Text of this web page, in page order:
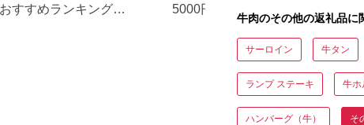
すすめランキング
5000円以下でおすすめ牛肉
＆豚肉ランキング！
牛肉のその他の返礼品に
サーロイン 牛タン
ランプ ステーキ 牛ホ
ハンバーグ（牛） そ